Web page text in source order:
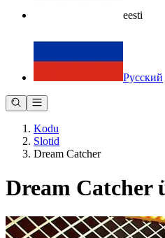
eesti
Русский
Kodu
Slotid
Dream Catcher
Dream Catcher